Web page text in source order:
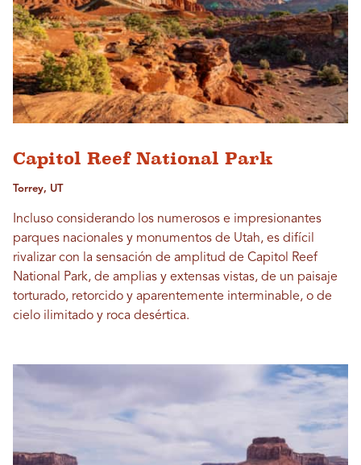
Capitol Reef National Park
Torrey, UT
Incluso considerando los numerosos e impresionantes
parques nacionales y monumentos de Utah, es difícil
rivalizar con la sensación de amplitud de Capitol Reef
National Park, de amplias y extensas vistas, de un paisaje
torturado, retorcido y aparentemente interminable, o de
cielo ilimitado y roca desértica.